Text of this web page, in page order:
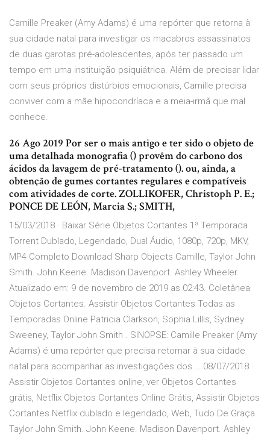
Camille Preaker (Amy Adams) é uma repórter que retorna à
sua cidade natal para investigar os macabros assassinatos
de duas garotas pré-adolescentes, após ter passado um
tempo em uma instituição psiquiátrica. Além de precisar lidar
com seus próprios distúrbios emocionais, Camille precisa
conviver com a mãe hipocondríaca e a meia-irmã que mal
conhece.
26 Ago 2019 Por ser o mais antigo e ter sido o objeto de
uma detalhada monografia () provêm do carbono dos
ácidos da lavagem de pré-tratamento (). ou, ainda, a
obtenção de gumes cortantes regulares e compatíveis
com atividades de corte. ZOLLIKOFER, Christoph P. E.;
PONCE DE LEÓN, Marcia S.; SMITH,
15/03/2018 · Baixar Série Objetos Cortantes 1ª Temporada
Torrent Dublado, Legendado, Dual Áudio, 1080p, 720p, MKV,
MP4 Completo Download Sharp Objects Camille, Taylor John
Smith. John Keene. Madison Davenport. Ashley Wheeler.
Atualizado em: 9 de novembro de 2019 as 02:43. Coletânea
Objetos Cortantes. Assistir Objetos Cortantes Todas as
Temporadas Online Patricia Clarkson, Sophia Lillis, Sydney
Sweeney, Taylor John Smith . SINOPSE: Camille Preaker (Amy
Adams) é uma repórter que precisa retornar à sua cidade
natal para acompanhar as investigações dos … 08/07/2018 ·
Assistir Objetos Cortantes online, ver Objetos Cortantes
grátis, Netflix Objetos Cortantes Online Grátis, Assistir Objetos
Cortantes Netflix dublado e legendado, Web, Tudo De Graça.
Taylor John Smith. John Keene. Madison Davenport. Ashley